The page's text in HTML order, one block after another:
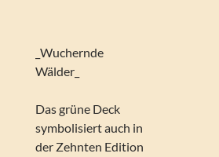
_Wuchernde
Wälder_
Das grüne Deck
symbolisiert auch in
der Zehnten Edition